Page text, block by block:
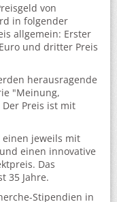
von
in folgender
allgemein: Erster
und dritter Preis
herausragende
"Meinung,
Preis ist mit
jeweils mit
einen innovative
Das
35 Jahre.
Stipendien in